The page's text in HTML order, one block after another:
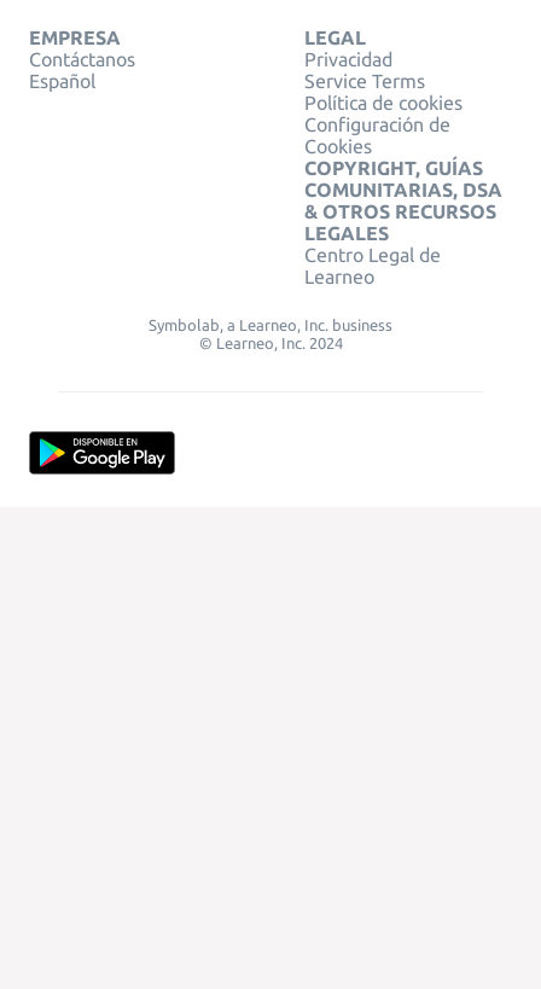
EMPRESA
Contáctanos
Español
LEGAL
Privacidad
Service Terms
Política de cookies
Configuración de
Cookies
COPYRIGHT, GUÍAS
COMUNITARIAS, DSA
& OTROS RECURSOS
LEGALES
Centro Legal de
Learneo
Symbolab, a Learneo, Inc. business
© Learneo, Inc. 2024